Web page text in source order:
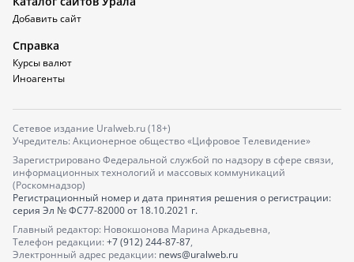
Добавить сайт
Справка
Курсы валют
Иноагенты
Сетевое издание Uralweb.ru (18+)
Учредитель: Акционерное общество «Цифровое Телевидение»
Зарегистрировано Федеральной службой по надзору в сфере связи,
информационных технологий и массовых коммуникаций
(Роскомнадзор)
Регистрационный номер и дата принятия решения о регистрации:
серия Эл № ФС77-82000от 18.10.2021 г.
Главный редактор: Новокшонова Марина Аркадьевна,
Телефон редакции: +7 (912) 244-87-87,
Электронный адрес редакции: news@uralweb.ru